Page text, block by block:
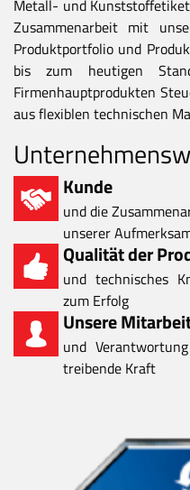
Metall- und
Zusammenarbeit mit
Produktportfolio und
bis zum heutigen
Firmenhauptprodukten
aus flexiblen technischen
Kunde
und die
unserer
Qualität der
und technisches
zum Erfolg
Unsere
und
treibende Kraft